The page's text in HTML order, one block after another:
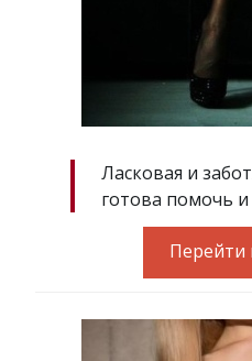
Ласковая и
готова помочь
Перейти